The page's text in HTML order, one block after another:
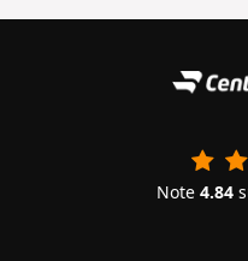
Note 4.84